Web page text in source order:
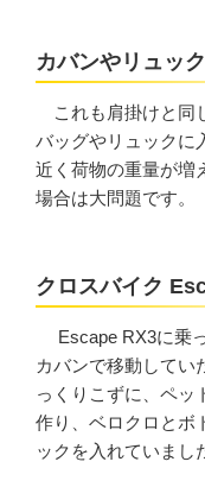
カバンやリュッ
これも肩掛けと同
バッグやリュックに
近く荷物の重量が増
場合は大問題です。
クロスバイク
Escape RX3に乗
カバンで移動してい
っくりこずに、ペッ
作り、ベロクロとボ
ックを入れていまし